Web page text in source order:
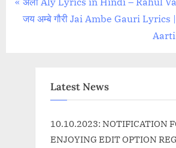
Post
r
N
जय अम्बे गौरी Jai Ambe Gauri
Latest News
10.10.2023: NOTIFICATION
ENJOYING EDIT OPTION